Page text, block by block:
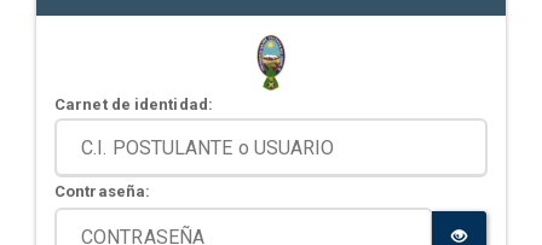
Carnet de identidad:
Contraseña: